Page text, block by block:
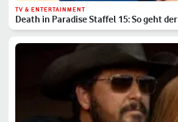
TV & ENTERTAINMENT
Death in Paradise Staffel 15: So geht